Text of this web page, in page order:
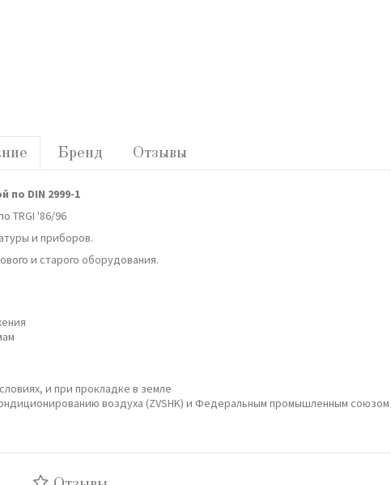
Бренд Отзывы
по DIN 2999-1
TRGI '86/96
и приборов.
и старого оборудования.
и при прокладке в земле
воздуха (ZVSHK) и Федеральным промышленным